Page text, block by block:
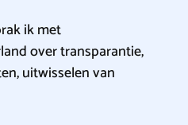
ik met
over transparantie,
uitwisselen van